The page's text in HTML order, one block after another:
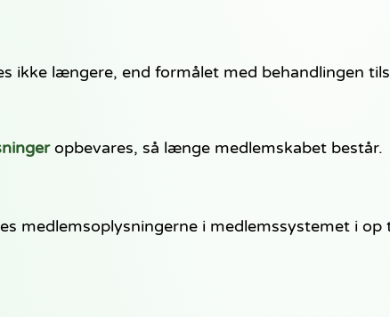
ikke længere, end formålet med behandlingen
opbevares, så længe medlemskabet består.
medlemsoplysningerne i medlemssystemet i